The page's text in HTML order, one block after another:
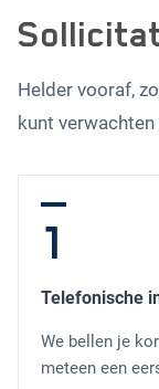
Helder vooraf,
kunt
1
Telefonische
We bellen je
meteen een